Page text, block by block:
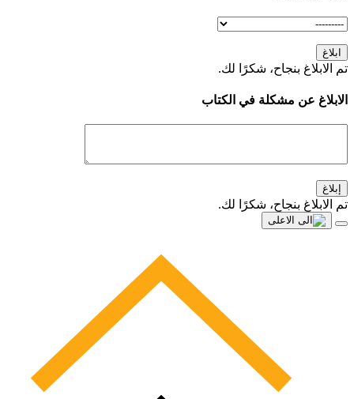
ابلاغ
تم الابلاغ بنجاح، شكرًا لك.
الابلاغ عن مشكلة في الكتاب
إبلاغ
تم الابلاغ بنجاح، شكرًا لك.